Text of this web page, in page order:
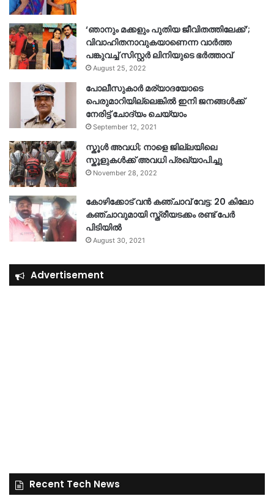
‘ഞാനും മക്കളും പുതിയ ജീവിതത്തിലേക്ക്’;
വിവാഹിതനാവുകയാണെന്ന വാർത്ത
പങ്കുവച്ച് സിസ്റ്റർ ലിനിയുടെ ഭർത്താവ്
August 25, 2022
പോലീസുകാര്‍ മര്യാദയോടെ
പെരുമാറിയില്ലെങ്കില്‍ ഇനി ജനങ്ങള്‍ക്ക്
നേരിട്ട് ചോദ്യം ചെയ്യാം
September 12, 2021
സ്കൂൾ അവധി; നാളെ ജില്ലയിലെ
സ്കൂളുകൾക്ക് അവധി പ്രഖ്യാപിച്ചു
November 28, 2022
കോഴിക്കോട് വൻ കഞ്ചാവ് വേട്ട: 20 കിലോ
കഞ്ചാവുമായി സ്ത്രീയടക്കം രണ്ട് പേർ
പിടിയിൽ
August 30, 2021
Advertisement
Recent Tech News